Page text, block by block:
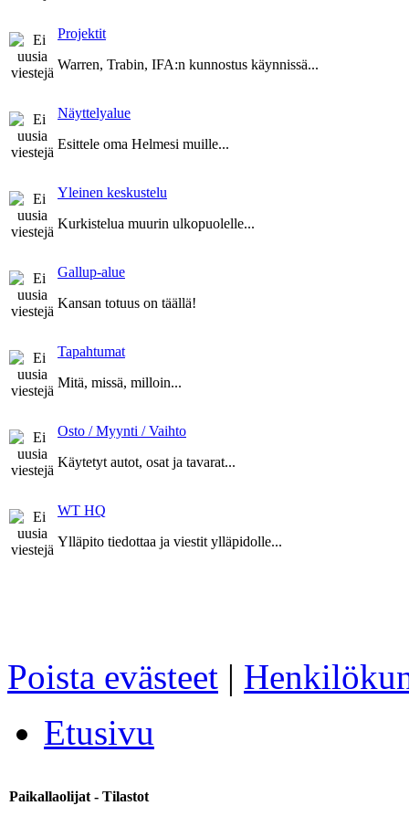
Projektit
Warren, Trabin, IFA:n kunnostus käynnissä...
Näyttelyalue
Esittele oma Helmesi muille...
Yleinen keskustelu
Kurkistelua muurin ulkopuolelle...
Gallup-alue
Kansan totuus on täällä!
Tapahtumat
Mitä, missä, milloin...
Osto / Myynti / Vaihto
Käytetyt autot, osat ja tavarat...
WT HQ
Ylläpito tiedottaa ja viestit ylläpidolle...
Poista evästeet |
Etusivu
Paikallaolijat - Tilastot